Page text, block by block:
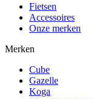
Fietsen
Accessoires
Onze merken
Merken
Cube
Gazelle
Koga